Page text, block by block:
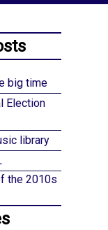
big time
Election
library
the 2010s